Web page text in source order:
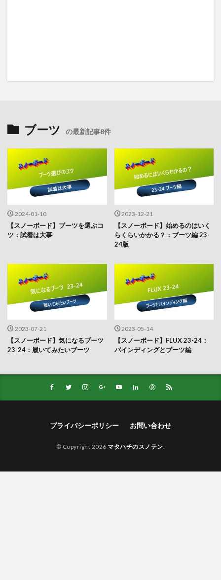
ブーツ の最新記事8件
2024-01-10
【スノーボード】ブーツを選ぶコ
ツ：試着は大事
2023-12-21
【スノーボード】始めるのはいく
らくらいかかる？：ブーツ編 23-
24版
2023-07-21
【スノーボード】気になるブーツ
23-24：履いてみたいブーツ
2023-05-14
【スノーボード】FLUX 23-24：
バインディングとブーツ編
プライパシーポリシー お問い合わせ
© Copyright 2026 マタハチのスノテン